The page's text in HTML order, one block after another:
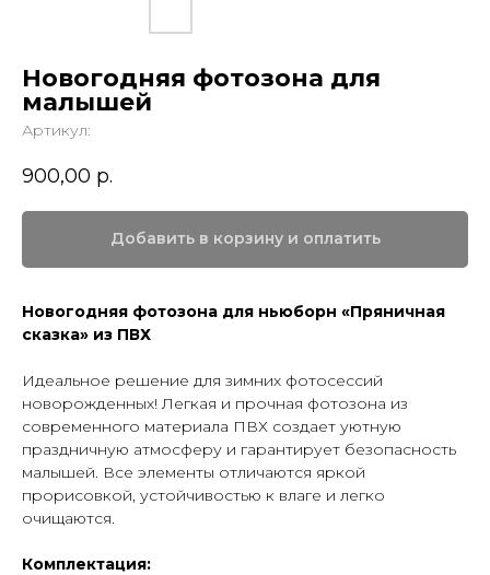
Новогодняя фотозона для
малышей
Артикул:
900,00 р.
Добавить в корзину и оплатить
Новогодняя фотозона для ньюборн «Пряничная
сказка» из ПВХ
Идеальное решение для зимних фотосессий
новорожденных! Легкая и прочная фотозона из
современного материала ПВХ создает уютную
праздничную атмосферу и гарантирует безопасность
малышей. Все элементы отличаются яркой
прорисовкой, устойчивостью к влаге и легко
очищаются.
Комплектация: